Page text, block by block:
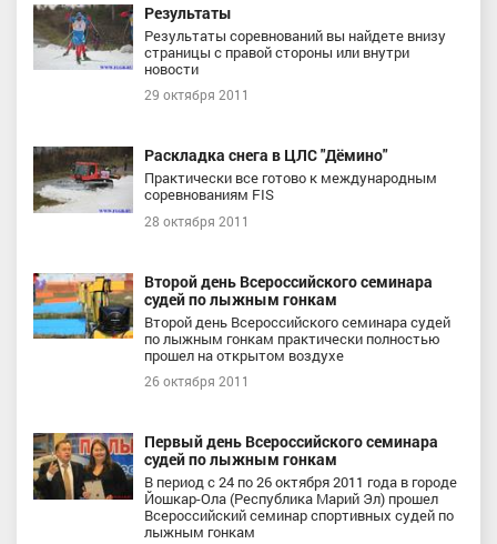
Результаты
Результаты соревнований вы найдете внизу
страницы с правой стороны или внутри
новости
29 октября 2011
Раскладка снега в ЦЛС "Дёмино"
Практически все готово к международным
соревнованиям FIS
28 октября 2011
Второй день Всероссийского семинара
судей по лыжным гонкам
Второй день Всероссийского семинара судей
по лыжным гонкам практически полностью
прошел на открытом воздухе
26 октября 2011
Первый день Всероссийского семинара
судей по лыжным гонкам
В период с 24 по 26 октября 2011 года в городе
Йошкар-Ола (Республика Марий Эл) прошел
Всероссийский семинар спортивных судей по
лыжным гонкам